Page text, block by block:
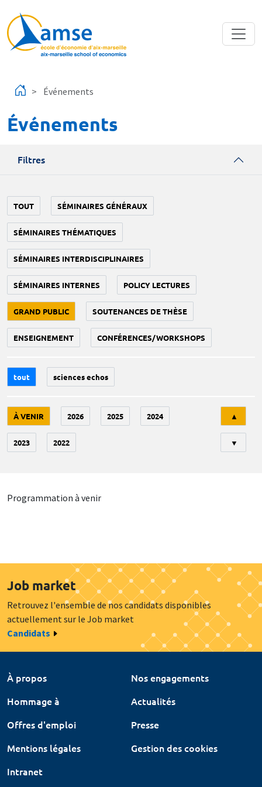
Événements
Événements
Filtres
TOUT SÉMINAIRES GÉNÉRAUX
SÉMINAIRES THÉMATIQUES
SÉMINAIRES INTERDISCIPLINAIRES
SÉMINAIRES INTERNES POLICY LECTURES
GRAND PUBLIC SOUTENANCES DE THÈSE
ENSEIGNEMENT CONFÉRENCES/WORKSHOPS
tout sciences echos
À VENIR 2026 2025 2024
2023 2022
▲
▼
Programmation à venir
Job market
Retrouvez l'ensemble de nos candidats disponibles
actuellement sur le Job market
Candidats
À propos
Nos engagements
Hommage à
Actualités
Offres d'emploi
Presse
Mentions légales
Gestion des cookies
Intranet